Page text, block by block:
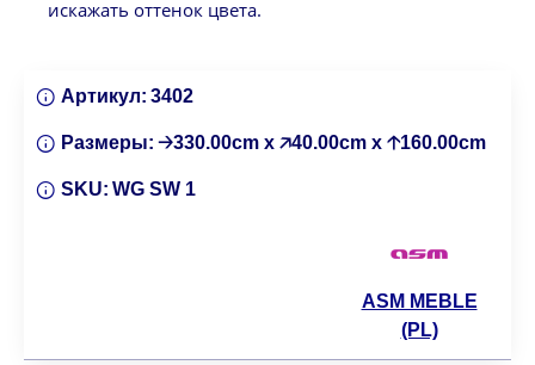
искажать оттенок цвета.
Артикул: 3402
Размеры: 🡢330.00cm x 🡥40.00cm x 🡡160.00cm
SKU: WG SW 1
ASM MEBLE
(PL)